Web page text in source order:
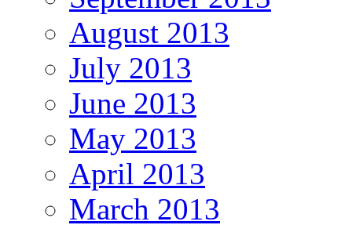
August 2013
July 2013
June 2013
May 2013
April 2013
March 2013